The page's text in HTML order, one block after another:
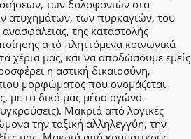
των δολοφονιών στα
ατυχημάτων, των πυρκαγιών, του
της καταστολής
από πληττόμενα κοινωνικά
χέρια μας, και να αποδώσουμε εμείς
η αστική δικαιοσύνη,
μορφώματος που ονομάζεται
με τα δικά μας μέσα αγώνα
Μακριά από λογικές
την ταξική αλληλεγγύη, την